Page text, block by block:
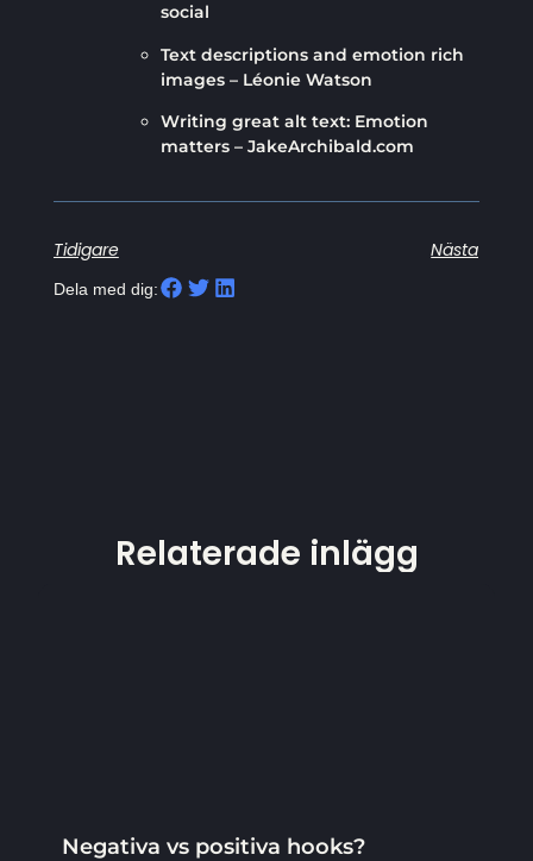
social
Text descriptions and emotion rich
images – Léonie Watson
Writing great alt text: Emotion
matters – JakeArchibald.com
Tidigare Nästa
Dela med dig:
Relaterade inlägg
Negativa vs positiva hooks?